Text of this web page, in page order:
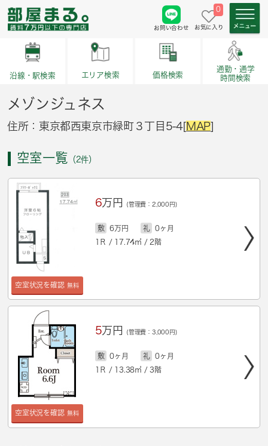
お問い合わせ
0
お気に入り
沿線・駅検索 エリア検索 価格検索
通勤・通学
時間検索
メゾンジュネス
住所：東京都西東京市緑町３丁目5-4[MAP]
空室一覧 （2件）
空室状況を確認 無料
6万円 (管理費：2,000円)
敷 6万円 礼
0ヶ月
1Ｒ / 17.74㎡ / 2階
空室状況を確認 無料
5 万円 (管理費：3,000円)
敷 0ヶ月 礼
0ヶ月
1Ｒ / 13.38㎡ / 3階